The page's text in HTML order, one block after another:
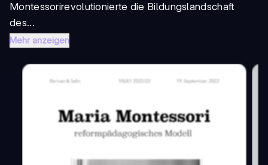
Montessorirevolutionierte die Bildungslandschaft
des...
Mehr anzeigen